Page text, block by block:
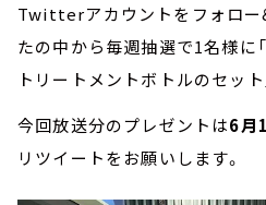
Twitterアカウントをフォロー
たの中から毎週抽選で1名様に
トリートメントボトルのセット
今回放送分のプレゼントは6月
リツイートをお願いします。